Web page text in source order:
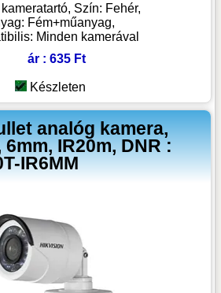
Szín: Fehér,
Fém+műanyag,
Minden kamerával
ár : 635 Ft
Készleten
analóg kamera,
6mm, IR20m, DNR :
IR6MM